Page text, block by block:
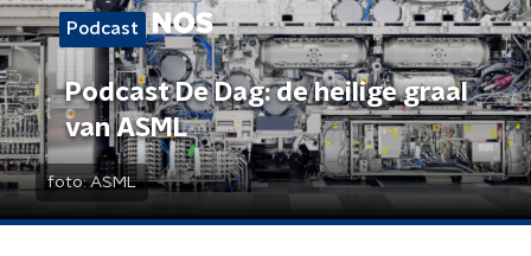
Podcast
Podcast De Dag: de heilige graal
van ASML
foto:ASML